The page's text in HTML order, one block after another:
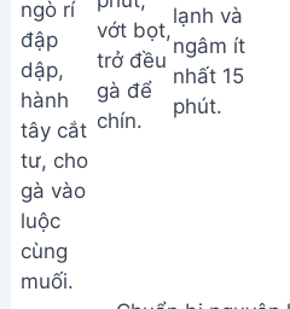
Chuẩn bị nguyên
Dưa leo cắt bỏ hai đầu,
4cm.
Củ cải trắng cắt lát.
Cho củ cải vào nồi nước
phút.
Gà luộc nguội, xé nhỏ.